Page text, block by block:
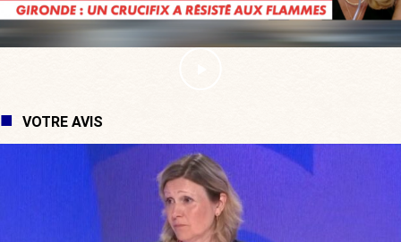
VOTRE AVIS